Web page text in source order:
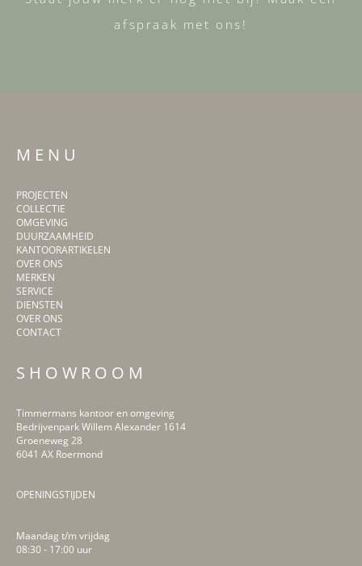
afspraak met ons!
M E N U
PROJECTEN
COLLECTIE
OMGEVING
DUURZAAMHEID
KANTOORARTIKELEN
OVER ONS
MERKEN
SERVICE
DIENSTEN
OVER ONS
CONTACT
S H O W R O O M
Timmermans kantoor en omgeving
Bedrijvenpark Willem Alexander 1614
Groeneweg 28
6041 AX Roermond
OPENINGSTIJDEN
Maandag t/m vrijdag
08:30 - 17:00 uur